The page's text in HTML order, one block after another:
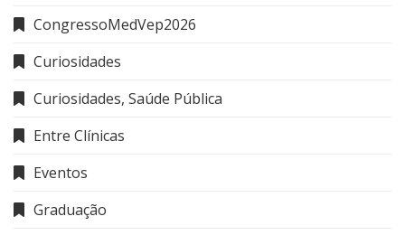
CongressoMedVep2026
Curiosidades
Curiosidades, Saúde Pública
Entre Clínicas
Eventos
Graduação